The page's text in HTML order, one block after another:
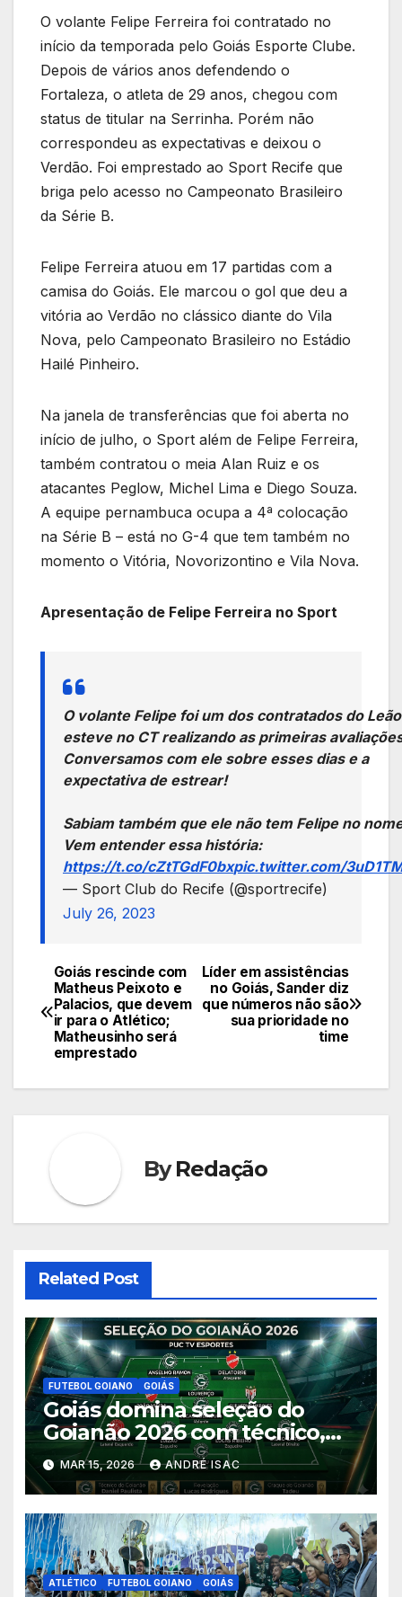
er e
b
o
o
k
s
A
p
p
gr
a
m
e
dI
n
e
st
ar
e
O volante Felipe Ferreira foi contratado no
início da temporada pelo Goiás Esporte Clube.
Depois de vários anos defendendo o
Fortaleza, o atleta de 29 anos, chegou com
status de titular na Serrinha. Porém não
correspondeu as expectativas e deixou o
Verdão. Foi emprestado ao Sport Recife que
briga pelo acesso no Campeonato Brasileiro
da Série B.
Felipe Ferreira atuou em 17 partidas com a
camisa do Goiás. Ele marcou o gol que deu a
vitória ao Verdão no clássico diante do Vila
Nova, pelo Campeonato Brasileiro no Estádio
Hailé Pinheiro.
Na janela de transferências que foi aberta no
início de julho, o Sport além de Felipe Ferreira,
também contratou o meia Alan Ruiz e os
atacantes Peglow, Michel Lima e Diego Souza.
A equipe pernambuca ocupa a 4ª colocação
na Série B – está no G-4 que tem também no
momento o Vitória, Novorizontino e Vila Nova.
Apresentação de Felipe Ferreira no Sport
O volante Felipe foi um dos contratados do
esteve no CT realizando as primeiras
Conversamos com ele sobre esses dias e a
expectativa de estrear!
Sabiam também que ele não tem Felipe no
Vem entender essa história:
https://t.co/cZtTGdF0bxpic.twitter.com/
— Sport Club do Recife (@sportrecife)
July 26, 2023
Navegação
de
Post
Líder em assistências
no Goiás, Sander diz
que números não são
sua prioridade no
time
Goiás rescinde com
Matheus Peixoto e
Palacios, que devem
ir para o Atlético;
Matheusinho será
emprestado
ByRedação
Related Post
FUTEBOL GOIANO GOIÁS
Goiás domina seleção do
Goianão 2026 com técnico,
sete jogadores, revelação e
craque do campeonato
MAR 15, 2026 ANDRÉ ISAC
ATLÉTICO FUTEBOL GOIANO GOIÁS